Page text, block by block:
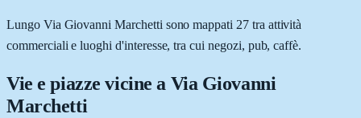
Lungo Via Giovanni Marchetti sono mappati 27 tra attività
commerciali e luoghi d'interesse, tra cui negozi, pub, caffè.
Vie e piazze vicine a Via Giovanni
Marchetti